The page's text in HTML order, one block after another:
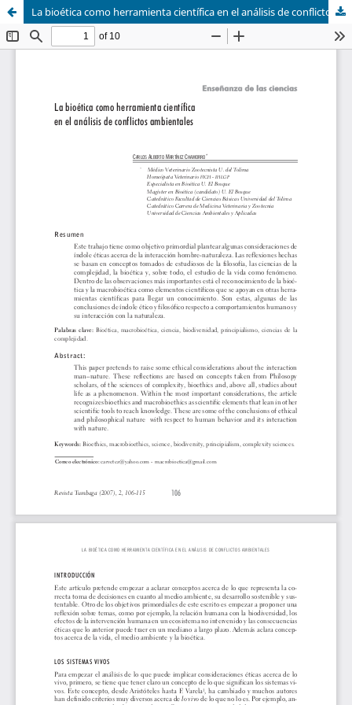
La bioética como herramienta científica en el análisis de conflictos ambientales